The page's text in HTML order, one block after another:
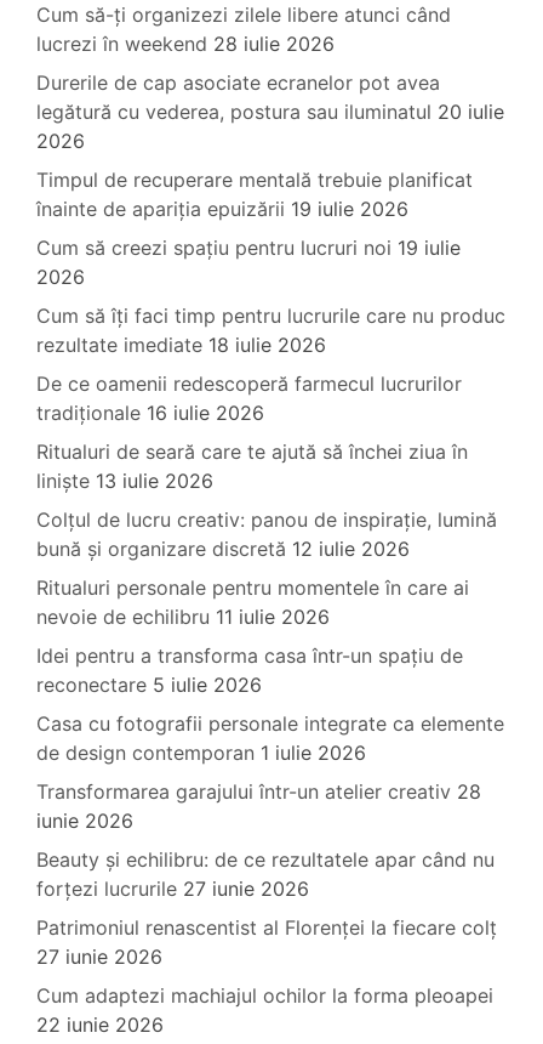
Cum să-ți organizezi zilele libere atunci când
lucrezi în weekend 28 iulie 2026
Durerile de cap asociate ecranelor pot avea
legătură cu vederea, postura sau iluminatul 20 iulie
2026
Timpul de recuperare mentală trebuie planificat
înainte de apariția epuizării 19 iulie 2026
Cum să creezi spațiu pentru lucruri noi 19 iulie
2026
Cum să îți faci timp pentru lucrurile care nu produc
rezultate imediate 18 iulie 2026
De ce oamenii redescoperă farmecul lucrurilor
tradiționale 16 iulie 2026
Ritualuri de seară care te ajută să închei ziua în
liniște 13 iulie 2026
Colțul de lucru creativ: panou de inspirație, lumină
bună și organizare discretă 12 iulie 2026
Ritualuri personale pentru momentele în care ai
nevoie de echilibru 11 iulie 2026
Idei pentru a transforma casa într-un spațiu de
reconectare 5 iulie 2026
Casa cu fotografii personale integrate ca elemente
de design contemporan 1 iulie 2026
Transformarea garajului într-un atelier creativ 28
iunie 2026
Beauty și echilibru: de ce rezultatele apar când nu
forțezi lucrurile 27 iunie 2026
Patrimoniul renascentist al Florenței la fiecare colț
27 iunie 2026
Cum adaptezi machiajul ochilor la forma pleoapei
22 iunie 2026